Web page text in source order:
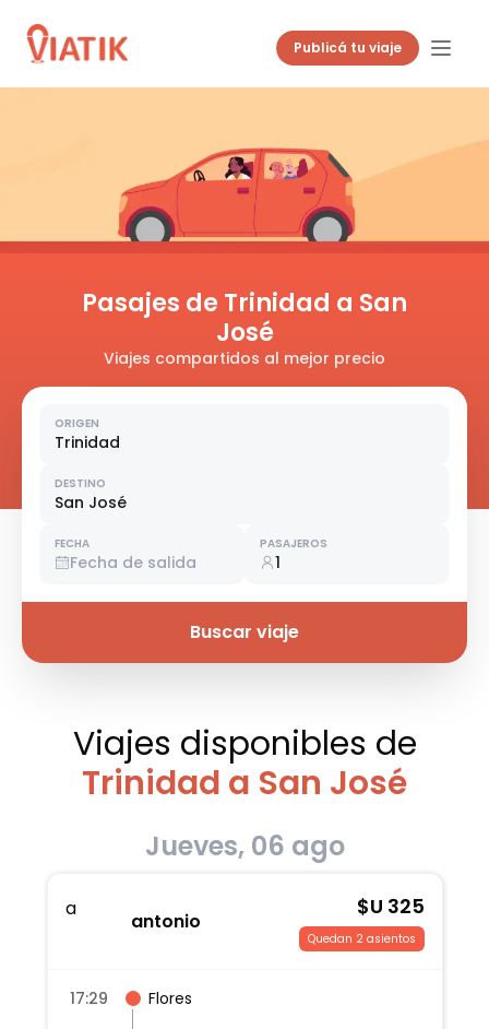
Publicá tu viaje
Pasajes de Trinidad a San
José
Viajes compartidos al mejor precio
ORIGEN
Trinidad
DESTINO
San José
FECHA
Fecha de salida
PASAJEROS
1
Buscar viaje
Viajes disponibles de
Trinidad a San José
Jueves, 06 ago
a
antonio
$U 325
Quedan 2 asientos
17:29
Flores